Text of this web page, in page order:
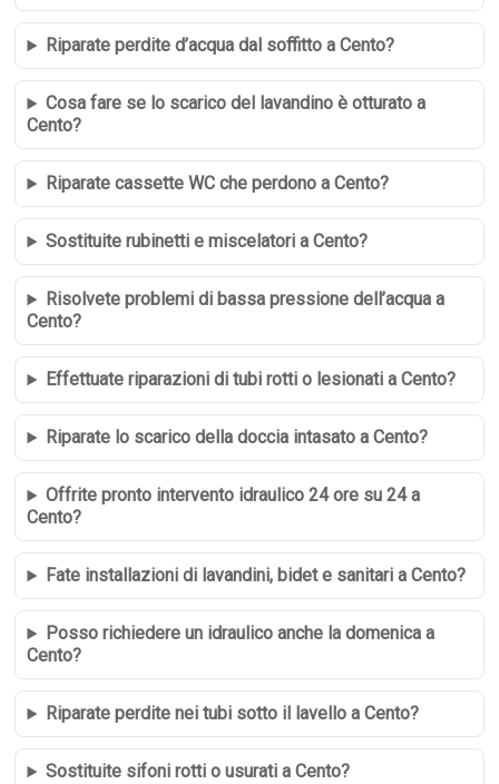
Riparate perdite d’acqua dal soffitto a Cento?
Cosa fare se lo scarico del lavandino è otturato a
Cento?
Riparate cassette WC che perdono a Cento?
Sostituite rubinetti e miscelatori a Cento?
Risolvete problemi di bassa pressione dell’acqua a
Cento?
Effettuate riparazioni di tubi rotti o lesionati a Cento?
Riparate lo scarico della doccia intasato a Cento?
Offrite pronto intervento idraulico 24 ore su 24 a
Cento?
Fate installazioni di lavandini, bidet e sanitari a Cento?
Posso richiedere un idraulico anche la domenica a
Cento?
Riparate perdite nei tubi sotto il lavello a Cento?
Sostituite sifoni rotti o usurati a Cento?